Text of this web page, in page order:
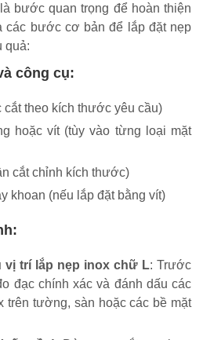
bước quan trọng để hoàn thiện
các bước cơ bản để lắp đặt nẹp
quả:
công cụ:
theo kích thước yêu cầu)
hoặc vít (tùy vào từng loại mặt
cắt chỉnh kích thước)
khoan (nếu lắp đặt bằng vít)
vị trí lắp nẹp inox chữ L: Trước
đạc chính xác và đánh dấu các
trên tường, sàn hoặc các bề mặt